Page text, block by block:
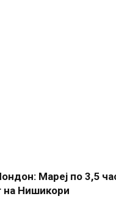
Мареј по 3,5
на Нишикори